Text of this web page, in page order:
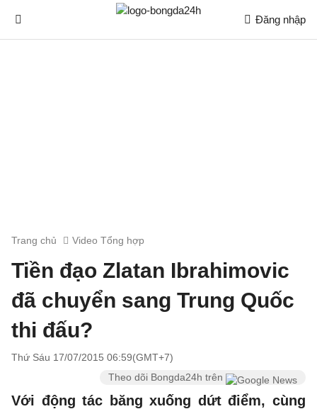
Đăng nhập
Trang chủ Video Tổng hợp
Tiền đạo Zlatan Ibrahimovic
đã chuyển sang Trung Quốc
thi đấu?
Thứ Sáu 17/07/2015 06:59(GMT+7)
Theo dõi Bongda24h trên
Với động tác băng xuống dứt điểm, cùng